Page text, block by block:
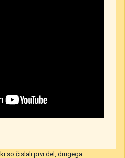
so čislali prvi del, drugega